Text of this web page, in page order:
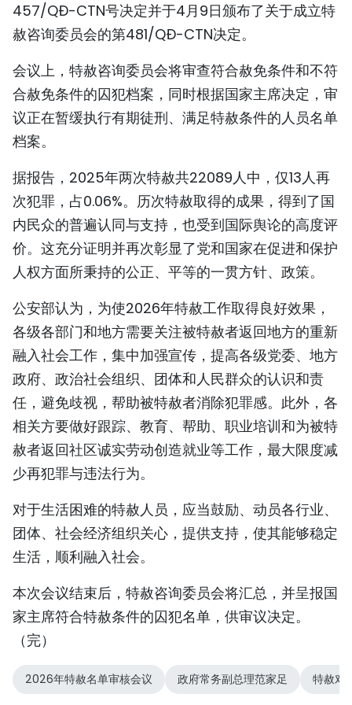
457/QĐ-CTN号决定并于4月9日颁布了关于成立特
赦咨询委员会的第481/QĐ-CTN决定。
会议上，特赦咨询委员会将审查符合赦免条件和不符
合赦免条件的囚犯档案，同时根据国家主席决定，审
议正在暂缓执行有期徒刑、满足特赦条件的人员名单
档案。
据报告，2025年两次特赦共22089人中，仅13人再
次犯罪，占0.06%。历次特赦取得的成果，得到了国
内民众的普遍认同与支持，也受到国际舆论的高度评
价。这充分证明并再次彰显了党和国家在促进和保护
人权方面所秉持的公正、平等的一贯方针、政策。
公安部认为，为使2026年特赦工作取得良好效果，
各级各部门和地方需要关注被特赦者返回地方的重新
融入社会工作，集中加强宣传，提高各级党委、地方
政府、政治社会组织、团体和人民群众的认识和责
任，避免歧视，帮助被特赦者消除犯罪感。此外，各
相关方要做好跟踪、教育、帮助、职业培训和为被特
赦者返回社区诚实劳动创造就业等工作，最大限度减
少再犯罪与违法行为。
对于生活困难的特赦人员，应当鼓励、动员各行业、
团体、社会经济组织关心，提供支持，使其能够稳定
生活，顺利融入社会。
本次会议结束后，特赦咨询委员会将汇总，并呈报国
家主席符合特赦条件的囚犯名单，供审议决定。
（完）
2026年特赦名单审核会议 政府常务副总理范家足 特赦对